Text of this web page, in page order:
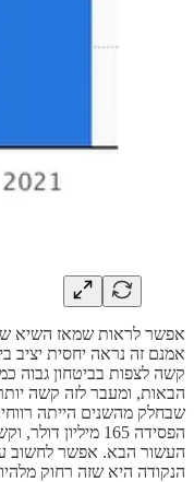
הבאות, ומעבר לזה קשה
שבחלק מהשנים הייתה
הפסידה 165
העשור הבא. אפשר לחשוב
הנקודה היא שזה רחוק